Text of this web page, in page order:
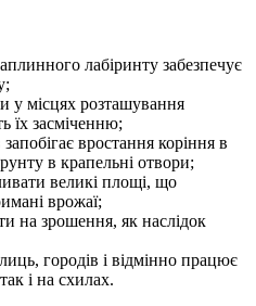
лабіринту забезпечує
у місцях розташування
їх засміченню;
запобігає вростання коріння в
в крапельні отвори;
великі площі, що
врожаї;
на зрошення, як наслідок
городів і відмінно працює
і на схилах.